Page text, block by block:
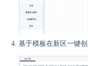
基于模板在新区一键创